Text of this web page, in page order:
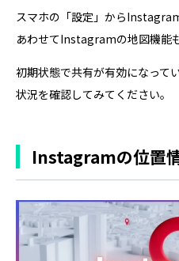
スマホの「設定」から
あわせてInstagramの地図機能
初期状態で共有が有効になって
状況を確認してみてください。
Instagramの位置